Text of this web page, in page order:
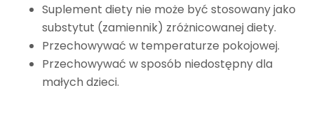
Suplement diety nie może być stosowany jako
substytut (zamiennik) zróżnicowanej diety.
Przechowywać w temperaturze pokojowej.
Przechowywać w sposób niedostępny dla
małych dzieci.